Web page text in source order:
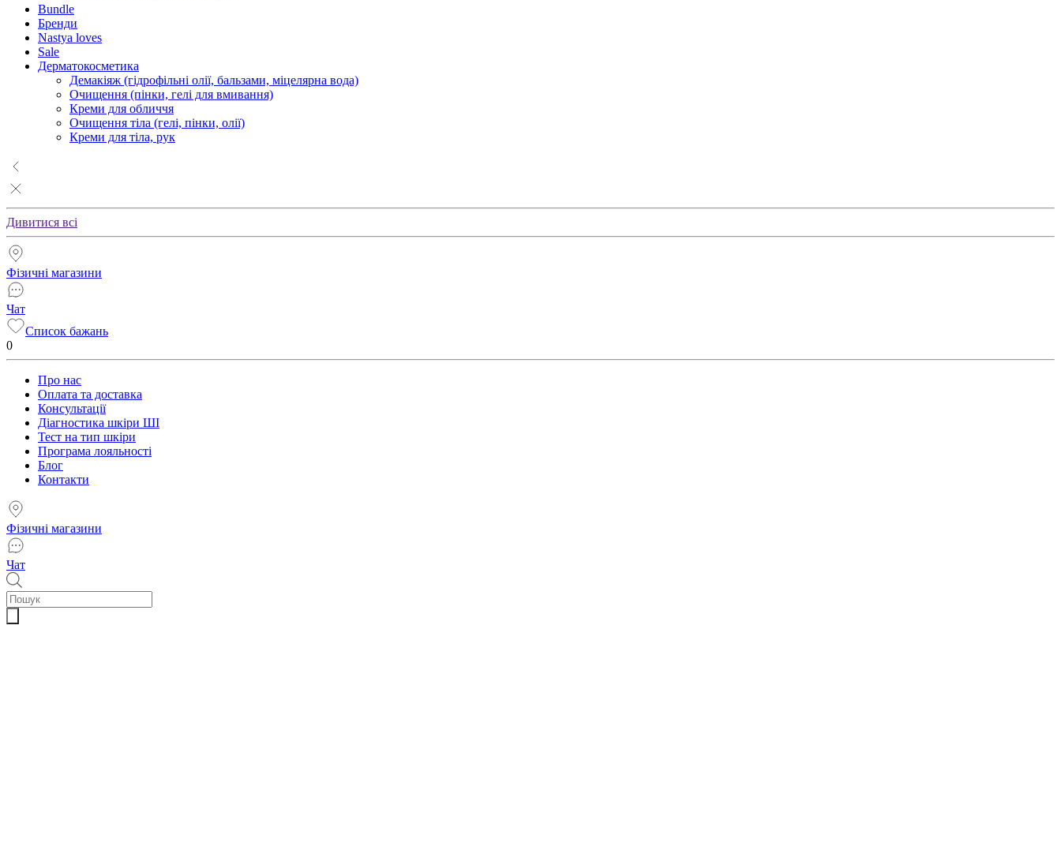
Bundle
Бренди
Nastya loves
Sale
Дерматокосметика
Демакіяж (гідрофільні олії, бальзами, міцелярна вода)
Очищення (пінки, гелі для вмивання)
Креми для обличчя
Очищення тіла (гелі, пінки, олії)
Креми для тіла, рук
Дивитися всі
Фізичні магазини
Чат
Список бажань
0
Про нас
Оплата та доставка
Консультації
Діагностика шкіри ШІ
Тест на тип шкіри
Програма лояльності
Блог
Контакти
Фізичні магазини
Чат
Пошук
товарів